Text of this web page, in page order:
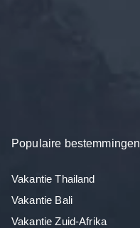
Populaire bestemmingen
Vakantie Thailand
Vakantie Bali
Vakantie Zuid-Afrika